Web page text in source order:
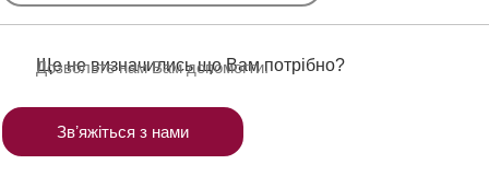
Ще не визначились що Вам потрібно?
Дозвольте нам Вам допомогти.
Звʼяжіться з нами